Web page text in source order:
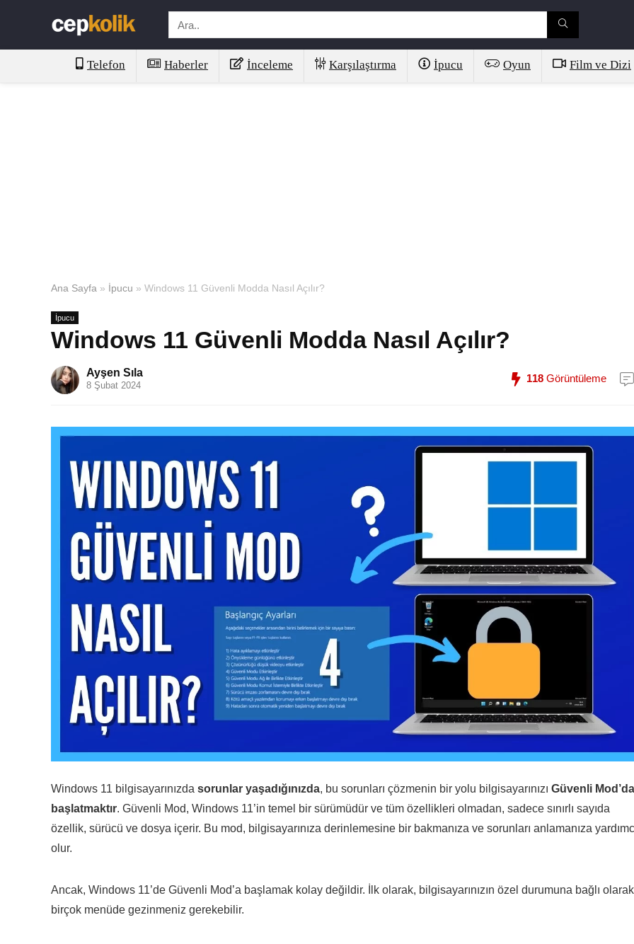
Telefon Haberler İnceleme Karşılaştırma İpucu Oyun Film ve Dizi
Ana Sayfa » İpucu » Windows 11 Güvenli Modda Nasıl Açılır?
İpucu
Windows 11 Güvenli Modda Nasıl Açılır?
Ayşen Sıla
8 Şubat 2024
118 Görüntüleme
Windows 11 bilgisayarınızda sorunlar yaşadığınızda, bu sorunları çözmenin bir yolu bilgisayarınızı Güvenli Mod’da
başlatmaktır. Güvenli Mod, Windows 11’in temel bir sürümüdür ve tüm özellikleri olmadan, sadece sınırlı sayıda
özellik, sürücü ve dosya içerir. Bu mod, bilgisayarınıza derinlemesine bir bakmanıza ve sorunları anlamanıza
olur.
Ancak, Windows 11’de Güvenli Mod’a başlamak kolay değildir. İlk olarak, bilgisayarınızın özel durumuna bağlı olarak
birçok menüde gezinmeniz gerekebilir.